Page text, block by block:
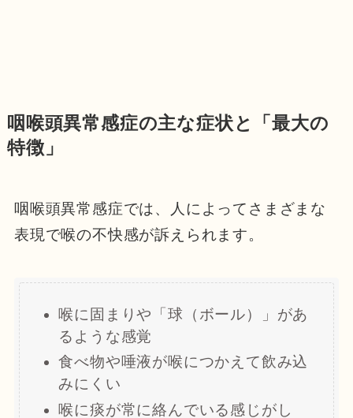
咽喉頭異常感症の主な症状と「最大の
特徴」
咽喉頭異常感症では、人によってさまざまな
表現で喉の不快感が訴えられます。
喉に固まりや「球（ボール）」があ
るような感覚
食べ物や唾液が喉につかえて飲み込
みにくい
喉に痰が常に絡んでいる感じがし